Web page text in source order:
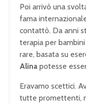
Poi arrivò una
fama
contattò. Da anni
terapia per
rare, basata su
Alina potesse
Eravamo scettici.
tutte promettenti,